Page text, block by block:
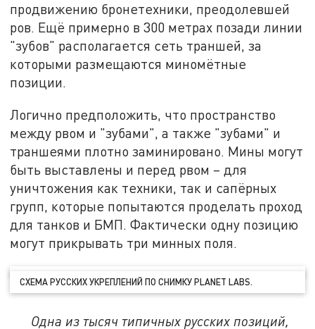
продвижению бронетехники, преодолевшей
ров. Ещё примерно в 300 метрах позади линии
"зубов" располагается сеть траншей, за
которыми размещаются миномётные
позиции.
Логично предположить, что пространство
между рвом и "зубами", а также "зубами" и
траншеями плотно заминировано. Мины могут
быть выставлены и перед рвом – для
уничтожения как техники, так и сапёрных
групп, которые попытаются проделать проход
для танков и БМП. Фактически одну позицию
могут прикрывать три минных поля.
СХЕМА РУССКИХ УКРЕПЛЕНИЙ ПО СНИМКУ PLANET LABS.
Одна из тысяч типичных русских позиций,